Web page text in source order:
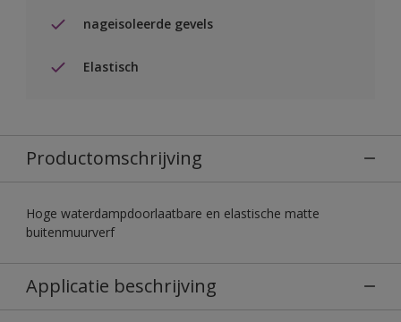
nageisoleerde gevels
Elastisch
Productomschrijving
Hoge waterdampdoorlaatbare en elastische matte
buitenmuurverf
Applicatie beschrijving